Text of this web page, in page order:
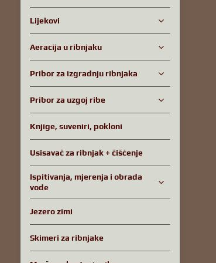
Lijekovi
Aeracija u ribnjaku
Pribor za izgradnju ribnjaka
Pribor za uzgoj ribe
Knjige, suveniri, pokloni
Usisavač za ribnjak + čišćenje
Ispitivanja, mjerenja i obrada
vode
Jezero zimi
Skimeri za ribnjake